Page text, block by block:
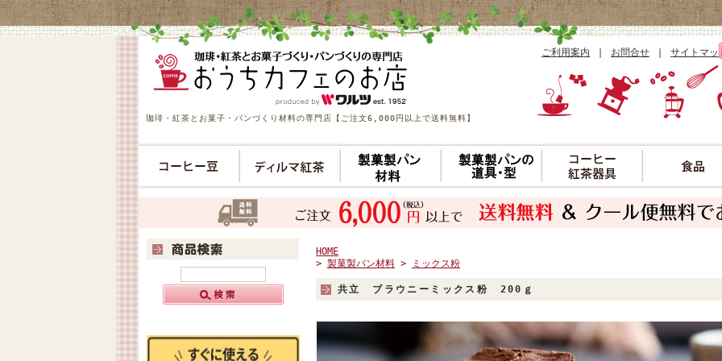
珈琲・紅茶とお菓子・パンづくり材料の専門店【ご注文6,000円以上で送料無料】
ご利用案内 お問合せ サイトマッ
HOME
> 製菓製パン材料 > ミックス粉
共立 ブラウニーミックス粉 200ｇ